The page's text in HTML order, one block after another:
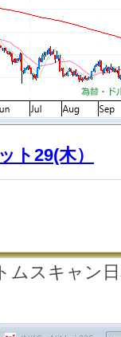
ト29(木）
ムスキャン